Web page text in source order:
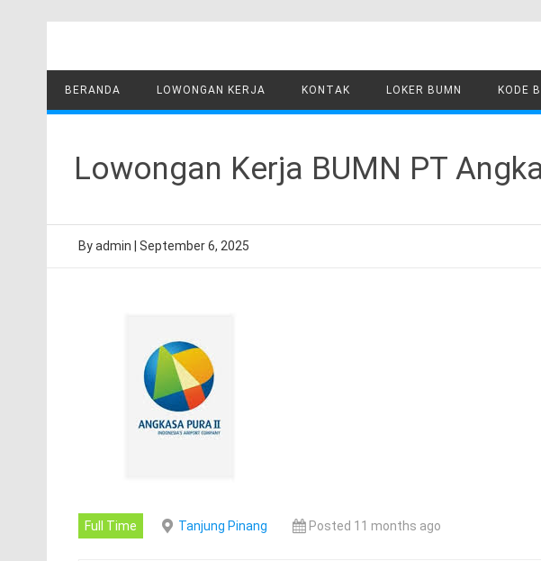
BERANDA LOWONGAN KERJA KONTAK LOKER BUMN KODE
Lowongan Kerja BUMN PT
Byadmin September 6, 2025
Full Time Tanjung Pinang Posted 11 months ago